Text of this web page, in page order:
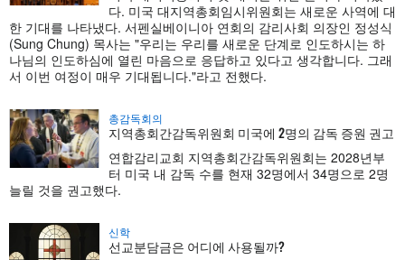
다. 미국 대지역총회임시위원회는 새로운 사역에 대
한 기대를 나타냈다. 서펜실베이니아 연회의 감리사회 의장인 정성식
(Sung Chung) 목사는 "우리는 우리를 새로운 단계로 인도하시는 하
나님의 인도하심에 열린 마음으로 응답하고 있다고 생각합니다. 그래
서 이번 여정이 매우 기대됩니다."라고 전했다.
총감독회의
지역총회간감독위원회 미국에 2명의 감독 증원 권고
연합감리교회 지역총회간감독위원회는 2028년부
터 미국 내 감독 수를 현재 32명에서 34명으로 2명
늘릴 것을 권고했다.
신학
선교분담금은 어디에 사용될까?